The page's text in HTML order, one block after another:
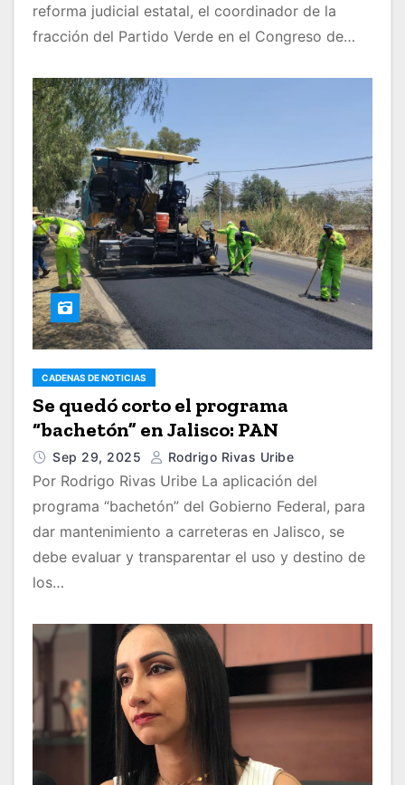
reforma judicial estatal, el coordinador de la
fracción del Partido Verde en el Congreso de…
CADENAS DE NOTICIAS
Se quedó corto el programa
“bachetón” en Jalisco: PAN
Sep 29, 2025 Rodrigo Rivas Uribe
Por Rodrigo Rivas Uribe La aplicación del
programa “bachetón” del Gobierno Federal, para
dar mantenimiento a carreteras en Jalisco, se
debe evaluar y transparentar el uso y destino de
los…